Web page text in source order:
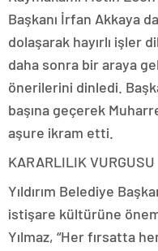
Başkanı İrfan Akkaya
dolaşarak hayırlı işler
daha sonra bir araya
önerilerini dinledi.
başına geçerek
aşure ikram etti.
KARARLILIK VURGUSU
Yıldırım Belediye
istişare kültürüne
Yılmaz, “Her fırsatta